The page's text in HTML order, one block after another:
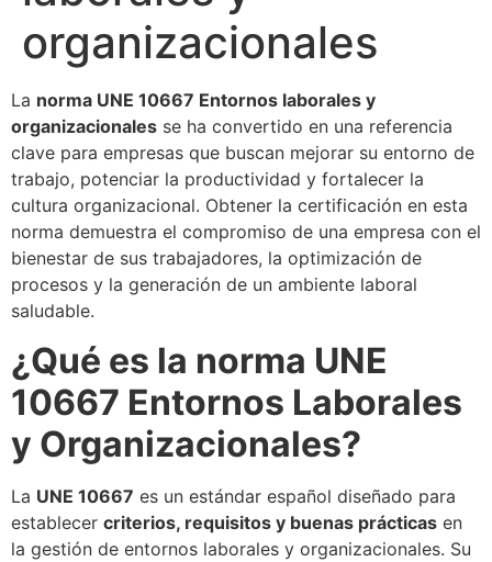
organizacionales
La norma UNE 10667 Entornos laborales y
organizacionales se ha convertido en una referencia
clave para empresas que buscan mejorar su entorno de
trabajo, potenciar la productividad y fortalecer la
cultura organizacional. Obtener la certificación en esta
norma demuestra el compromiso de una empresa con el
bienestar de sus trabajadores, la optimización de
procesos y la generación de un ambiente laboral
saludable.
¿Qué es la norma UNE
10667 Entornos Laborales
y Organizacionales?
La UNE 10667 es un estándar español diseñado para
establecer criterios, requisitos y buenas prácticas en
la gestión de entornos laborales y organizacionales. Su